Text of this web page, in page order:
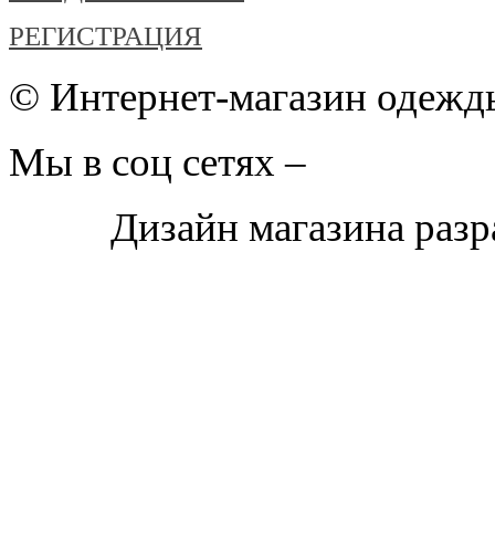
РЕГИСТРАЦИЯ
© Интернет-магазин
Мы в соц сетях –
Дизайн магазина